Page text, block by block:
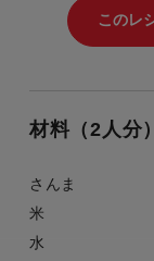
材料（2人分）
さんま
米
水